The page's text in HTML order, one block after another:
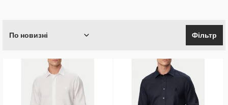
По новизні Фільтр